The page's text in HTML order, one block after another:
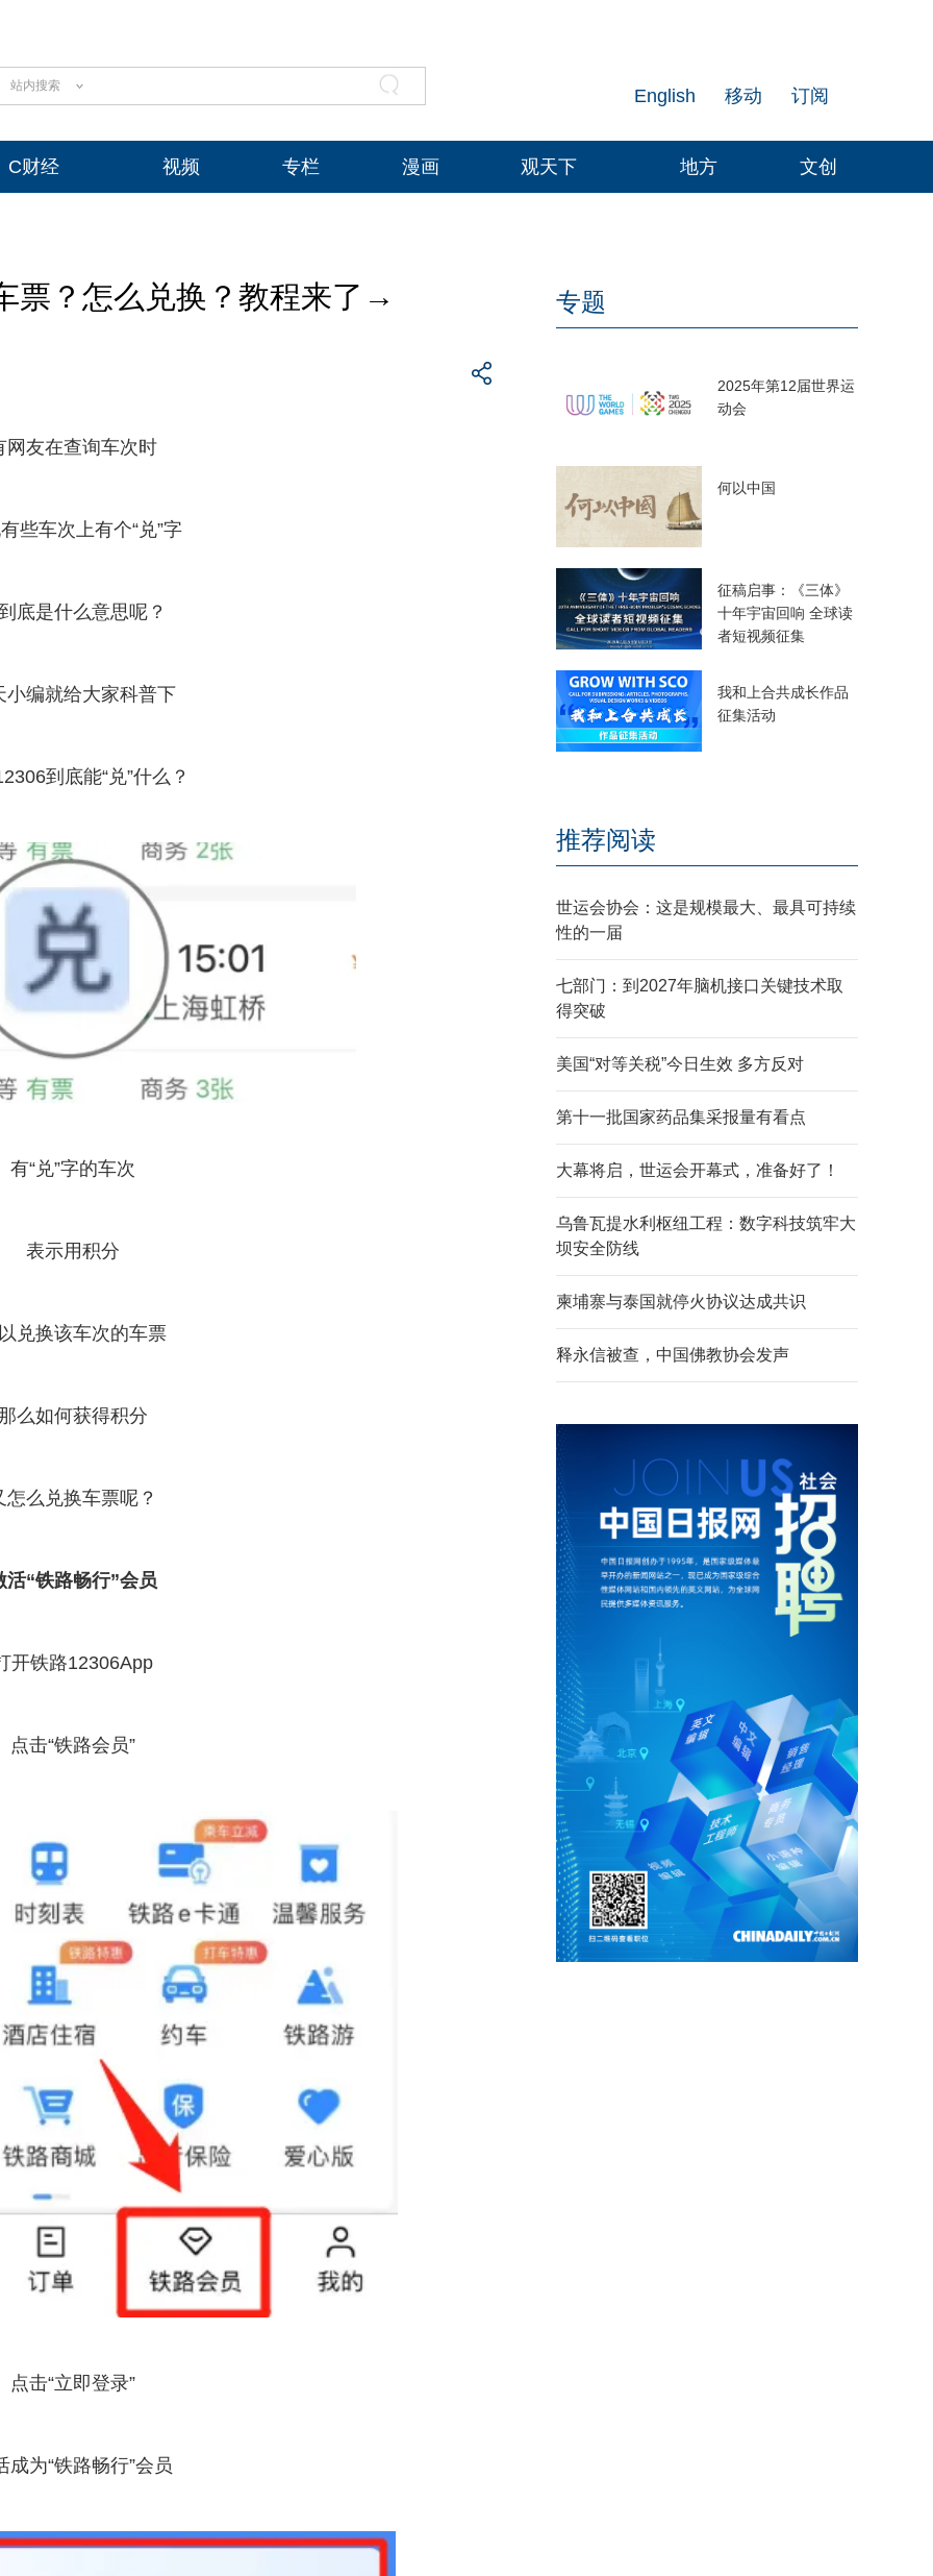
站内搜索 订阅
移动
English
C财经 视频 专栏 漫画 观天下 地方 文创
票？怎么兑换？教程来了→
网友在查询车次时
些车次上有个“兑”字
底是什么意思呢？
小编就给大家科普下
到底能“兑”什么？
有“兑”字的车次
表示用积分
兑换该车次的车票
么如何获得积分
怎么兑换车票呢？
活“铁路畅行”会员
开铁路12306App
点击“铁路会员”
点击“立即登录”
成为“铁路畅行”会员
专题
2025年第12届世界运
动会
何以中国
征稿启事：《三体》
十年宇宙回响 全球读
者短视频征集
我和上合共成长作品
征集活动
推荐阅读
世运会协会：这是规模最大、最具可持续
性的一届
七部门：到2027年脑机接口关键技术取
得突破
美国“对等关税”今日生效 多方反对
第十一批国家药品集采报量有看点
大幕将启，世运会开幕式，准备好了！
乌鲁瓦提水利枢纽工程：数字科技筑牢大
坝安全防线
柬埔寨与泰国就停火协议达成共识
释永信被查，中国佛教协会发声